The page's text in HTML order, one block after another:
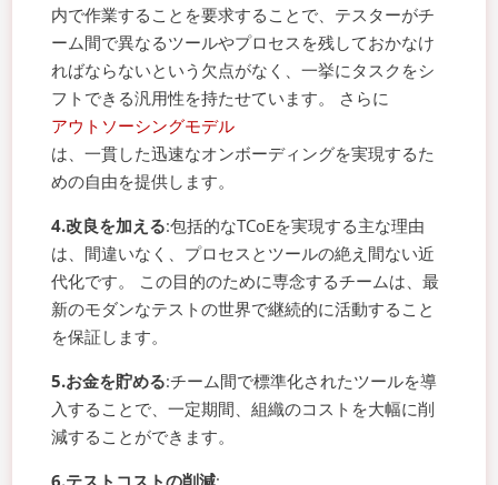
内で作業することを要求することで、テスターがチ
ーム間で異なるツールやプロセスを残しておかなけ
ればならないという欠点がなく、一挙にタスクをシ
フトできる汎用性を持たせています。 さらに
アウトソーシングモデル
は、一貫した迅速なオンボーディングを実現するた
めの自由を提供します。
4.改良を加える:包括的なTCoEを実現する主な理由
は、間違いなく、プロセスとツールの絶え間ない近
代化です。 この目的のために専念するチームは、最
新のモダンなテストの世界で継続的に活動すること
を保証します。
5.お金を貯める:チーム間で標準化されたツールを導
入することで、一定期間、組織のコストを大幅に削
減することができます。